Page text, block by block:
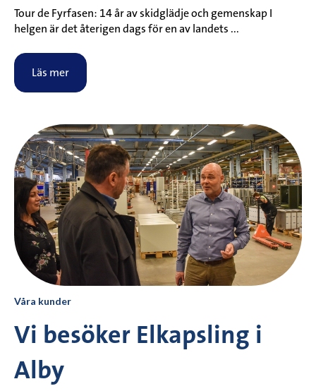
Tour de Fyrfasen: 14 år av skidglädje och gemenskap I
helgen är det återigen dags för en av landets ...
Läs mer
Våra kunder
Vi besöker Elkapsling i
Alby